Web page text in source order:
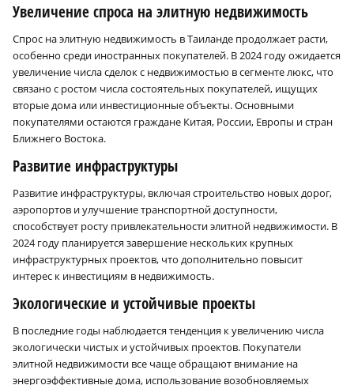
Увеличение спроса на элитную недвижимость
Спрос на элитную недвижимость в Таиланде продолжает расти,
особенно среди иностранных покупателей. В 2024 году ожидается
увеличение числа сделок с недвижимостью в сегменте люкс, что
связано с ростом числа состоятельных покупателей, ищущих
вторые дома или инвестиционные объекты. Основными
покупателями остаются граждане Китая, России, Европы и стран
Ближнего Востока.
Развитие инфраструктуры
Развитие инфраструктуры, включая строительство новых дорог,
аэропортов и улучшение транспортной доступности,
способствует росту привлекательности элитной недвижимости. В
2024 году планируется завершение нескольких крупных
инфраструктурных проектов, что дополнительно повысит
интерес к инвестициям в недвижимость.
Экологические и устойчивые проекты
В последние годы наблюдается тенденция к увеличению числа
экологически чистых и устойчивых проектов. Покупатели
элитной недвижимости все чаще обращают внимание на
энергоэффективные дома, использование возобновляемых